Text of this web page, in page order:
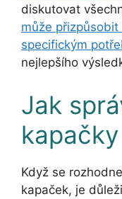
diskutovat
může
specifickým
nejlepšího
Jak
Když se
kapaček, je